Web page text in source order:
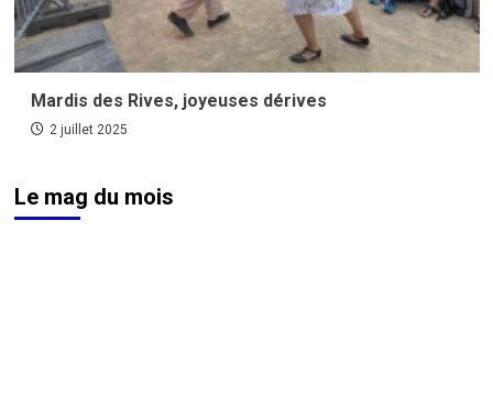
Mardis des Rives, joyeuses dérives
2 juillet 2025
Le mag du mois